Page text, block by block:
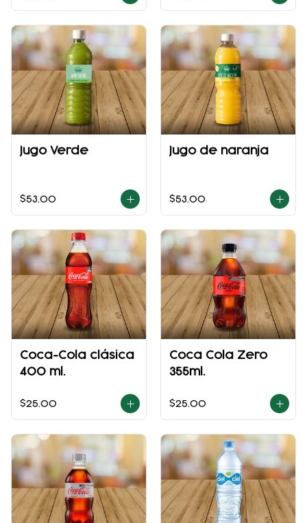
Jugo Verde
$53.00
Jugo de naranja
$53.00
Coca-Cola clásica
400 ml.
$25.00
Coca Cola Zero
355ml.
$25.00